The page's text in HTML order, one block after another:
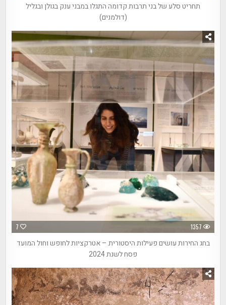
תחריט סלע של בני תרבות קדומה התגלו במבני ענק בגולן ובגליל
(דולמנים)
7 1357
בחג החירות עושים פעילות היסטורית – אטרקציות לחופש וחול המועד
פסח לשנת 2024